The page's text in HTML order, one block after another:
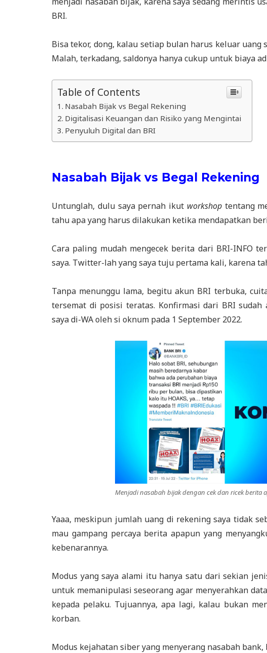
BRI.
Bisa tekor, dong, kalau setiap bulan harus keluar
Malah, terkadang, saldonya hanya cukup untuk biaya
Table of Contents
Nasabah Bijak vs Begal Rekening
Digitalisasi Keuangan dan Risiko yang Mengintai
Penyuluh Digital dan BRI
Nasabah Bijak vs Begal Rekening
Untunglah, dulu saya pernah ikut workshoptentang
tahu apa yang harus dilakukan ketika mendapatkan
Cara paling mudah mengecek berita dari BRI-INFO
saya. Twitter-lah yang saya tuju pertama kali, karena
Tanpa menunggu lama, begitu akun BRI terbuka,
tersemat di posisi teratas. Konfirmasi dari BRI sudah
saya di-WA oleh si oknum pada 1 September 2022.
Menjadi nasabah bijak dengan cek dan ricek berita
Yaaa, meskipun jumlah uang di rekening saya tidak
mau gampang percaya berita apapun yang
kebenarannya.
Modus yang saya alami itu hanya satu dari sekian
untuk memanipulasi seseorang agar menyerahkan
kepada pelaku. Tujuannya, apa lagi, kalau bukan
korban.
Modus kejahatan siber yang menyerang nasabah bank,